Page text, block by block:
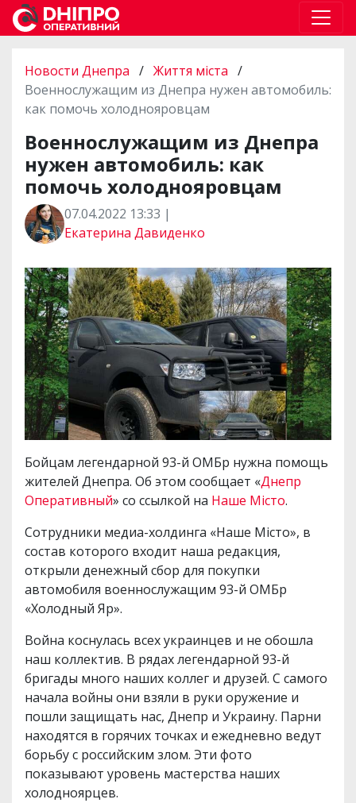
Новости Днепра / Життя міста /
Военнослужащим из Днепра нужен автомобиль:
как помочь холоднояровцам
Военнослужащим из Днепра
нужен автомобиль: как
помочь холоднояровцам
07.04.2022 13:33 |
Екатерина Давиденко
Бойцам легендарной 93-й ОМБр нужна помощь
жителей Днепра. Об этом сообщает «Днепр
Оперативный» со ссылкой на Наше Місто.
Сотрудники медиа-холдинга «Наше Місто», в
состав которого входит наша редакция,
открыли денежный сбор для покупки
автомобиля военнослужащим 93-й ОМБр
«Холодный Яр».
Война коснулась всех украинцев и не обошла
наш коллектив. В рядах легендарной 93-й
бригады много наших коллег и друзей. С самого
начала войны они взяли в руки оружение и
пошли защищать нас, Днепр и Украину. Парни
находятся в горячих точках и ежедневно ведут
борьбу с российским злом. Эти фото
показывают уровень мастерства наших
холодноярцев.